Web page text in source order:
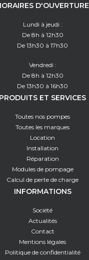
D'OUVERTURE
Lundi à jeudi :
De 8h à 12h30
De 13h30 à 17h30
Vendredi :
De 8h à 12h30
De 13h30 à 16h30
PRODUITS ET SERVICES
Toutes nos pompes
Toutes les marques
Location
Installation
Réparation
Modules de pompage
Calcul de perte de charge
INFORMATIONS
Société
Actualités
Contact
Mentions légales
Politique de confidentialité